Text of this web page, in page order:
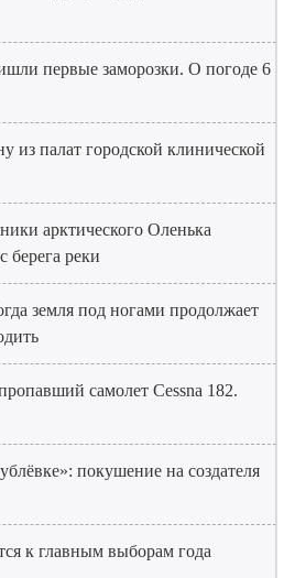
первые заморозки. О погоде 6
из палат городской клинической
арктического Оленька
берега реки
земля под ногами продолжает
самолет Cessna 182.
покушение на создателя
к главным выборам года